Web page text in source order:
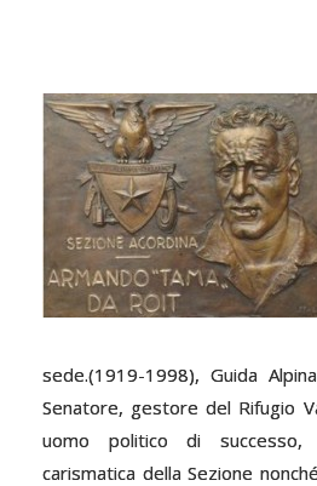
sede.(1919-1998), Guida
Senatore, gestore del Rifugio
uomo politico di
carismatica della Sezione